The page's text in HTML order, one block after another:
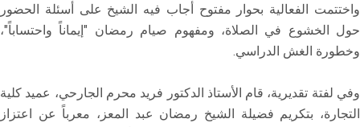
واختتمت الفعالية بحوار مفتوح أجاب فيه الشيخ على أسئلة الحضور
حول الخشوع في الصلاة، ومفهوم صيام رمضان "إيماناً واحتساباً"،
وخطورة الغش الدراسي.
وفي لفتة تقديرية، قام الأستاذ الدكتور فريد محرم الجارحي، عميد كلية
التجارة، بتكريم فضيلة الشيخ رمضان عبد المعز، معرباً عن اعتزاز